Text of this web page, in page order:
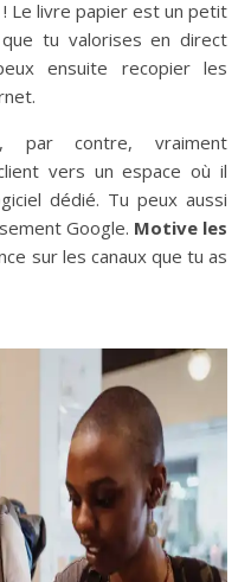
Le livre papier est un petit
tu valorises en direct
ensuite recopier les
par contre, vraiment
vers un espace où il
dédié. Tu peux aussi
Google. Motive les
sur les canaux que tu as